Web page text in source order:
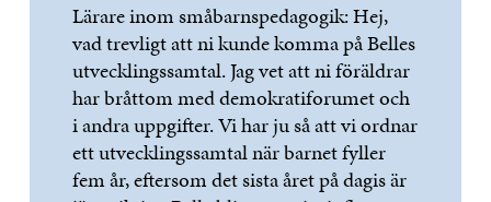
Lärare inom småbarnspedagogik: Hej,
vad trevligt att ni kunde komma på Belles
utvecklingssamtal. Jag vet att ni föräldrar
har bråttom med demokratiforumet och
i andra uppgifter. Vi har ju så att vi ordnar
ett utvecklingssamtal när barnet fyller
fem år, eftersom det sista året på dagis är